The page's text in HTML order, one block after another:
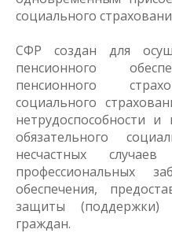
социального
СФР создан для
пенсионного
пенсионного
социального
нетрудоспособности
обязательного
несчастных
профессиональных
обеспечения,
защиты (поддержки)
граждан.